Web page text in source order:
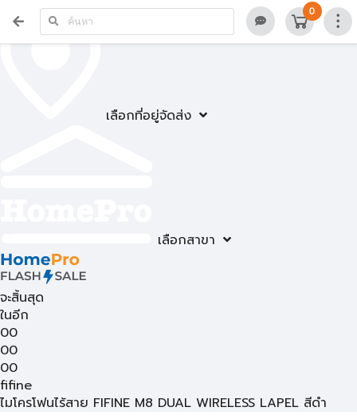
เลือกที่อยู่จัดส่ง
เลือกสาขา
0
จะสิ้นสุด
ในอีก
00
00
00
fifine
ไมโครโฟนไร้สาย FIFINE M8 DUAL WIRELESS LAPEL สีดำ